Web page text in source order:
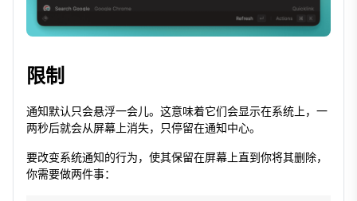
限制
通知默认只会悬浮一会儿。这意味着它们会显示在系统上，一
两秒后就会从屏幕上消失，只停留在通知中心。
要改变系统通知的行为，使其保留在屏幕上直到你将其删除，
你需要做两件事：